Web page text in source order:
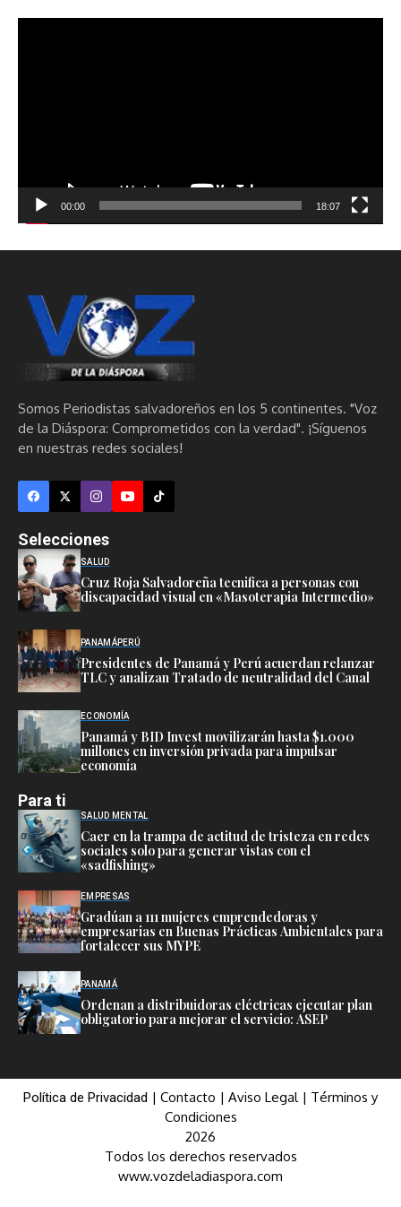
00:00 18:07
Somos Periodistas salvadoreños en los 5 continentes. "Voz
de la Diáspora: Comprometidos con la verdad". ¡Síguenos
en nuestras redes sociales!
Selecciones
SALUD
Cruz Roja Salvadoreña tecnifica a personas con
discapacidad visual en «Masoterapia Intermedio»
PANAMÁPERÚ
Presidentes de Panamá y Perú acuerdan relanzar
TLC y analizan Tratado de neutralidad del Canal
ECONOMÍA
Panamá y BID Invest movilizarán hasta $1.000
millones en inversión privada para impulsar
economía
Para ti
SALUD MENTAL
Caer en la trampa de actitud de tristeza en redes
sociales solo para generar vistas con el
«sadfishing»
EMPRESAS
Gradúan a 111 mujeres emprendedoras y
empresarias en Buenas Prácticas Ambientales para
fortalecer sus MYPE
PANAMÁ
Ordenan a distribuidoras eléctricas ejecutar plan
obligatorio para mejorar el servicio: ASEP
Política de Privacidad | Contacto | Aviso Legal| Términos y
Condiciones
2026
Todos los derechos reservados
www.vozdeladiaspora.com